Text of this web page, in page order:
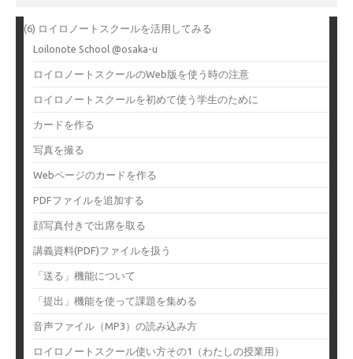
(6) ロイロノートスクールを活用してみる
Loilonote School @osaka-u
ロイロノートスクールのWeb版を使う時の注意
ロイロノートスクールを初めて使う学生のために
カードを作る
写真を撮る
Webページのカードを作る
PDFファイルを追加する
顔写真付きで出席を取る
講義資料(PDF)ファイルを扱う
「送る」機能について
「提出」機能を使って課題を集める
音声ファイル（MP3）の読み込み方
ロイロノートスクール使い方その1（わたしの授業用）